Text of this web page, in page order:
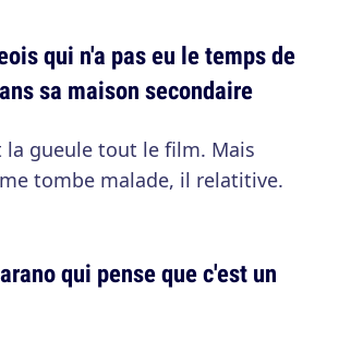
qui n'a pas eu le temps de
sa maison secondaire
la gueule tout le film. Mais
tombe malade, il relatitive.
qui pense que c'est un